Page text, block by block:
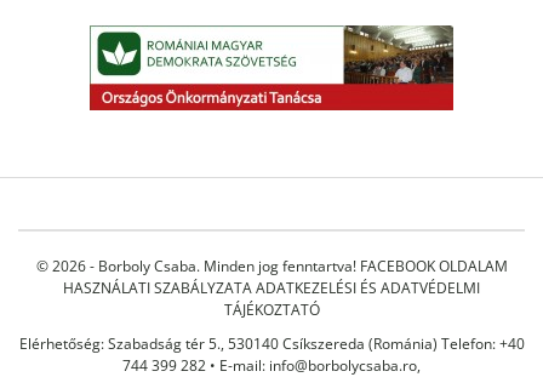
© 2026 - Borboly Csaba. Minden jog fenntartva! FACEBOOK OLDALAM
HASZNÁLATI SZABÁLYZATAADATKEZELÉSI ÉS ADATVÉDELMI
TÁJÉKOZTATÓ
Elérhetőség: Szabadság tér 5., 530140 Csíkszereda (Románia) Telefon: +40
744 399 282 • E-mail: info@borbolycsaba.ro,